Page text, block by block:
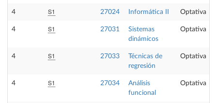
4 S1 27024 Informática II Optativa
4 S1 27031
Sistemas
dinámicos
Optativa
4 S1 27033
Técnicas de
regresión
Optativa
4 S1 27034
Análisis
funcional
Optativa